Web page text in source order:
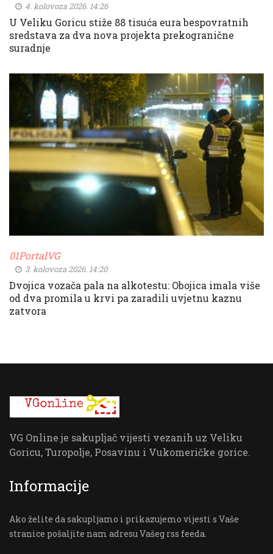
4. kolovoza 2026. 14:26
U Veliku Goricu stiže 88 tisuća eura bespovratnih
sredstava za dva nova projekta prekogranične
suradnje
01PortalVG
3. kolovoza 2026. 14:20
Dvojica vozača pala na alkotestu: Obojica imala više
od dva promila u krvi pa zaradili uvjetnu kaznu
zatvora
VG Online je sakupljač vijesti vezanih uz Veliku
Goricu, Turopolje, Posavinu i Vukomeričke gorice.
Informacije
Ako želite da sakupljamo i prikazujemo vijesti s Vaše
stranice pošaljite nam adresu Vašeg rss feeda.